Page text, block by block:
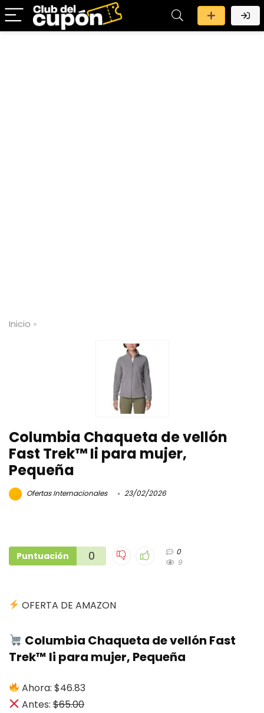
Inicio »
Columbia Chaqueta de vellón
Fast Trek™ Ii para mujer,
Pequeña
Ofertas Internacionales 23/02/2026
Puntuación 0
0
9
OFERTA DE AMAZON
Columbia Chaqueta de vellón Fast
Trek™ Ii para mujer, Pequeña
Ahora: $46.83
Antes:$65.00